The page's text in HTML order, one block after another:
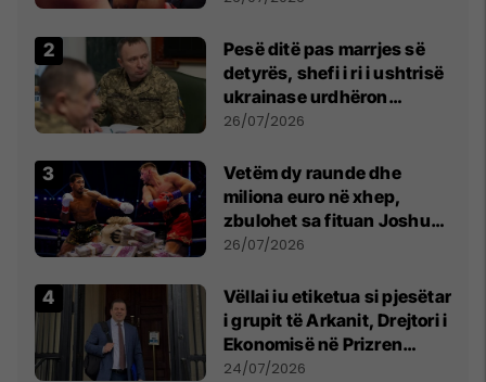
Pesë ditë pas marrjes së
detyrës, shefi i ri i ushtrisë
ukrainase urdhëron
kontroll të madh
26/07/2026
Vetëm dy raunde dhe
miliona euro në xhep,
zbulohet sa fituan Joshua
e Prenga
26/07/2026
Vëllai iu etiketua si pjesëtar
i grupit të Arkanit, Drejtori i
Ekonomisë në Prizren
mohon pretendimet
24/07/2026